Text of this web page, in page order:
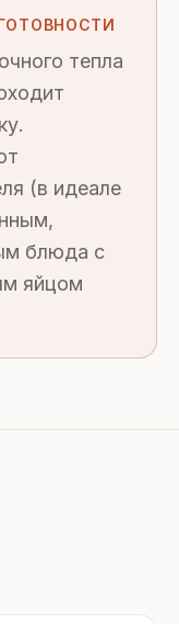
тепла
(в идеале
блюда с
яйцом